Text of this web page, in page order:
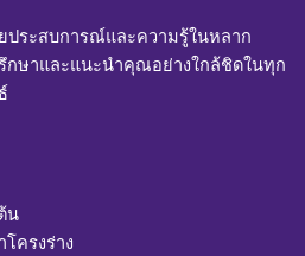
ประสบการณ์และความรู้ในหลาก
กษาและแนะนำคุณอย่างใกล้ชิดในทุก
น
ครงร่าง